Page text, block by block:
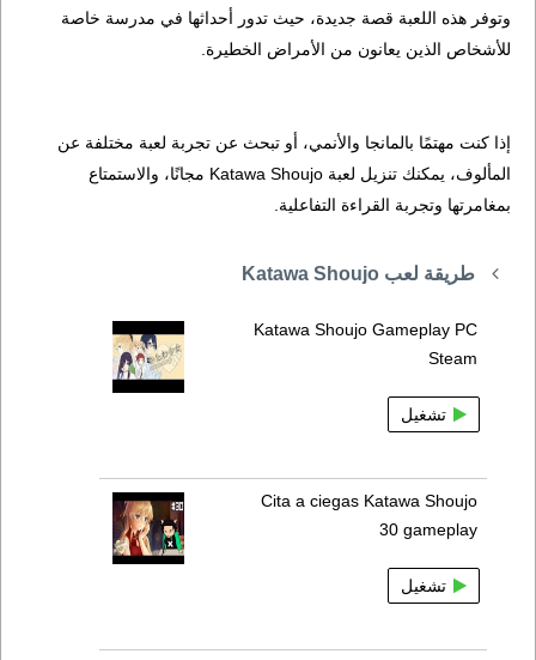
وتوفر هذه اللعبة قصة جديدة، حيث تدور أحداثها في مدرسة خاصة
للأشخاص الذين يعانون من الأمراض الخطيرة.
إذا كنت مهتمًا بالمانجا والأنمي، أو تبحث عن تجربة لعبة مختلفة عن
المألوف، يمكنك تنزيل لعبة Katawa Shoujo مجانًا، والاستمتاع
بمغامرتها وتجربة القراءة التفاعلية.
طريقة لعب Katawa Shoujo
Katawa Shoujo Gameplay PC
Steam
تشغيل
Cita a ciegas Katawa Shoujo
30 gameplay
تشغيل